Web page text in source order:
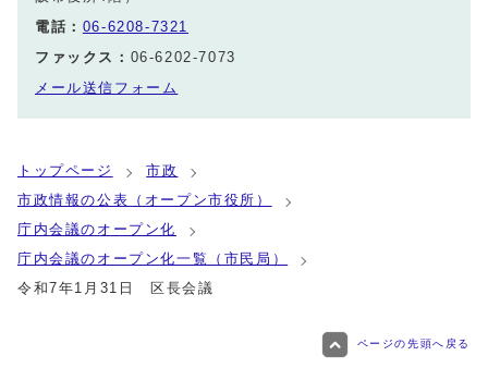
電話： 06-6208-7321
ファックス： 06-6202-7073
メール送信フォーム
トップページ
市政
市政情報の公表（オープン市役所）
庁内会議のオープン化
庁内会議のオープン化一覧（市民局）
令和7年1月31日 区長会議
ページの先頭へ戻る